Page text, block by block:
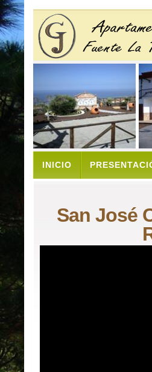
INICIO
San José